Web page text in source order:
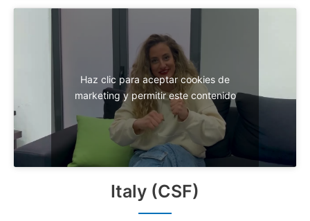
Haz clic para aceptar cookies de
marketing y permitir este contenido
Italy (CSF)